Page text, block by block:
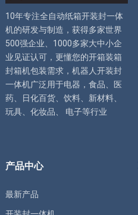
10年专注全自动纸箱开装封一体
机的研发与制造，获得多家世界
500强企业、1000多家大中小企
业见证认可，更懂您的开箱装箱
封箱机包装需求， 机器人开装封
一体机广泛用于电器，食品、医
药、日化百货、饮料、新材料、
玩具、化妆品、 电子等行业
产品中心
最新产品